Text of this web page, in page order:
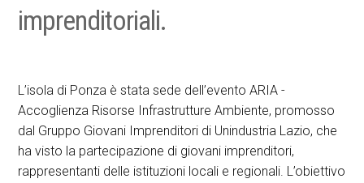
imprenditoriali.
L’isola di Ponza è stata sede dell’evento ARIA -
Accoglienza Risorse Infrastrutture Ambiente, promosso
dal Gruppo Giovani Imprenditori di Unindustria Lazio, che
ha visto la partecipazione di giovani imprenditori,
rappresentanti delle istituzioni locali e regionali. L’obiettivo